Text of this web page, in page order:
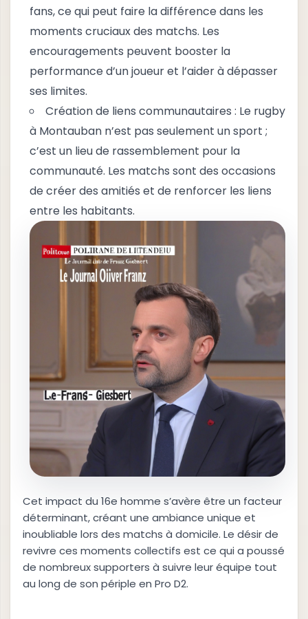
fans, ce qui peut faire la différence dans les
moments cruciaux des matchs. Les
encouragements peuvent booster la
performance d’un joueur et l’aider à dépasser
ses limites.
Création de liens communautaires : Le rugby
à Montauban n’est pas seulement un sport ;
c’est un lieu de rassemblement pour la
communauté. Les matchs sont des occasions
de créer des amitiés et de renforcer les liens
entre les habitants.
Cet impact du 16e homme s’avère être un facteur
déterminant, créant une ambiance unique et
inoubliable lors des matchs à domicile. Le désir de
revivre ces moments collectifs est ce qui a poussé
de nombreux supporters à suivre leur équipe tout
au long de son périple en Pro D2.